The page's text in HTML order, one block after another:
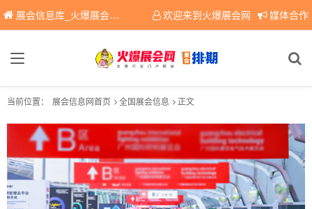
展会信息库_火爆展会网免费展会信息查询平台，提供专业会展服务！ 欢迎来到火爆展会网 媒体合作
当前位置： 展会信息网首页 全国展会信息 正文